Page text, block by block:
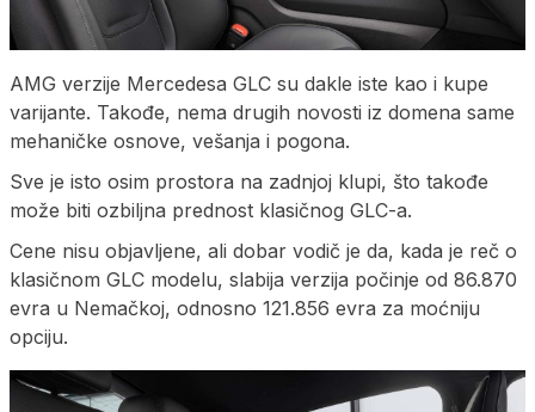
AMG verzije Mercedesa GLC su dakle iste kao i kupe
varijante. Takođe, nema drugih novosti iz domena same
mehaničke osnove, vešanja i pogona.
Sve je isto osim prostora na zadnjoj klupi, što takođe
može biti ozbiljna prednost klasičnog GLC-a.
Cene nisu objavljene, ali dobar vodič je da, kada je reč o
klasičnom GLC modelu, slabija verzija počinje od 86.870
evra u Nemačkoj, odnosno 121.856 evra za moćniju
opciju.